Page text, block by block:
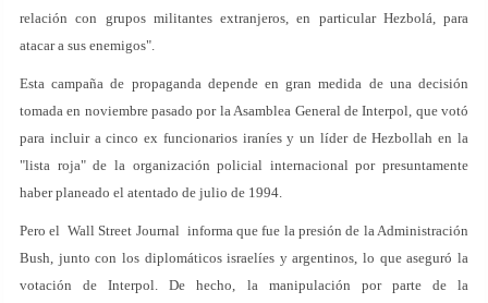
relación con grupos militantes extranjeros, en particular Hezbolá, para
atacar a sus enemigos".
Esta campaña de propaganda depende en gran medida de una decisión
tomada en noviembre pasado por la Asamblea General de Interpol, que votó
para incluir a cinco ex funcionarios iraníes y un líder de Hezbollah en la
"lista roja" de la organización policial internacional por presuntamente
haber planeado el atentado de julio de 1994.
Pero el Wall Street Journal informa que fue la presión de la Administración
Bush, junto con los diplomáticos israelíes y argentinos, lo que aseguró la
votación de Interpol. De hecho, la manipulación por parte de la